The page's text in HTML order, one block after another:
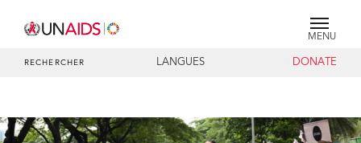
MENU
RECHERCHER LANGUES DONATE